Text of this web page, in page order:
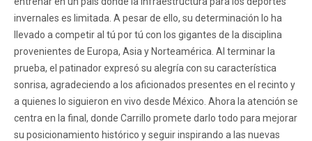
invernales es limitada. A pesar de ello, su determinación lo ha
llevado a competir al tú por tú con los gigantes de la disciplina
provenientes de Europa, Asia y Norteamérica. Al terminar la
prueba, el patinador expresó su alegría con su característica
sonrisa, agradeciendo a los aficionados presentes en el recinto y
a quienes lo siguieron en vivo desde México. Ahora la atención se
centra en la final, donde Carrillo promete darlo todo para mejorar
su posicionamiento histórico y seguir inspirando a las nuevas